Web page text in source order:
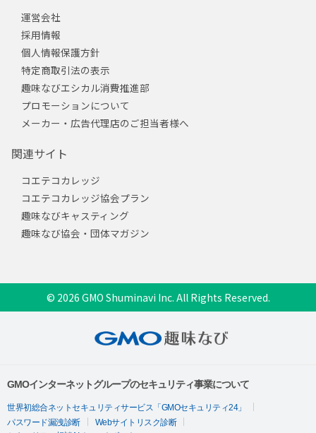
運営会社
採用情報
個人情報保護方針
特定商取引法の表示
趣味なびエシカル消費推進部
プロモーションについて
メーカー・広告代理店のご担当者様へ
関連サイト
コエテコカレッジ
コエテコカレッジ協会プラン
趣味なびキャスティング
趣味なび協会・団体マガジン
© 2026 GMO Shuminavi Inc. All Rights Reserved.